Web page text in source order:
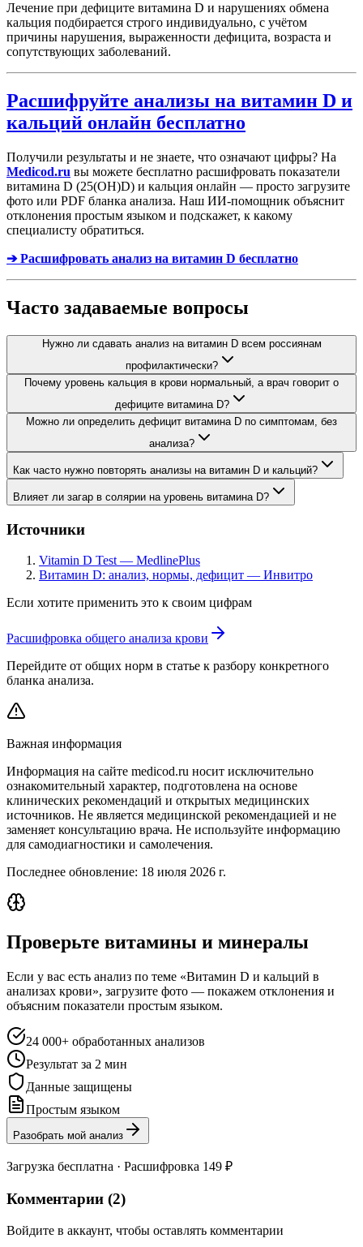
Лечение при дефиците витамина D и нарушениях обмена
кальция подбирается строго индивидуально, с учётом
причины нарушения, выраженности дефицита, возраста и
сопутствующих заболеваний.
Расшифруйте анализы на витамин D и
кальций онлайн бесплатно
Получили результаты и не знаете, что означают цифры? На
Medicod.ru вы можете бесплатно расшифровать показатели
витамина D (25(OH)D) и кальция онлайн — просто загрузите
фото или PDF бланка анализа. Наш ИИ-помощник объяснит
отклонения простым языком и подскажет, к какому
специалисту обратиться.
➔ Расшифровать анализ на витамин D бесплатно
Часто задаваемые вопросы
Нужно ли сдавать анализ на витамин D всем россиянам
профилактически?
Почему уровень кальция в крови нормальный, а врач говорит о
дефиците витамина D?
Можно ли определить дефицит витамина D по симптомам, без
анализа?
Как часто нужно повторять анализы на витамин D и кальций?
Влияет ли загар в солярии на уровень витамина D?
Источники
Vitamin D Test — MedlinePlus
Витамин D: анализ, нормы, дефицит — Инвитро
Если хотите применить это к своим цифрам
Расшифровка общего анализа крови
Перейдите от общих норм в статье к разбору конкретного
бланка анализа.
Важная информация
Информация на сайте medicod.ru носит исключительно
ознакомительный характер, подготовлена на основе
клинических рекомендаций и открытых медицинских
источников. Не является медицинской рекомендацией и не
заменяет консультацию врача. Не используйте информацию
для самодиагностики и самолечения.
Последнее обновление: 18 июля 2026 г.
Проверьте витамины и минералы
Если у вас есть анализ по теме «Витамин D и кальций в
анализах крови», загрузите фото — покажем отклонения и
объясним показатели простым языком.
24 000+ обработанных анализов
Результат за 2 мин
Данные защищены
Простым языком
Разобрать мой анализ
Загрузка бесплатна · Расшифровка 149 ₽
Комментарии (2)
Войдите в аккаунт, чтобы оставлять комментарии